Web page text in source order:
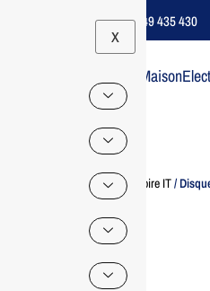
Support B2B Dédié | 06 49 435 430
X
Home /Accessoire IT/